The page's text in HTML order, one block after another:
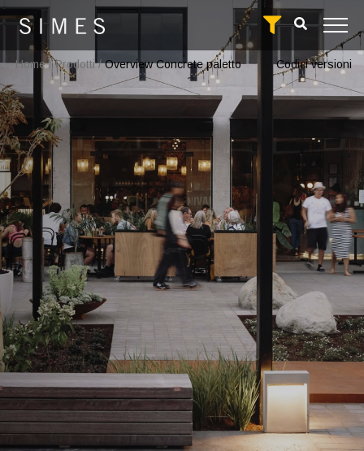
Home/Prodotti/Overview Concrete paletto Codici versioni